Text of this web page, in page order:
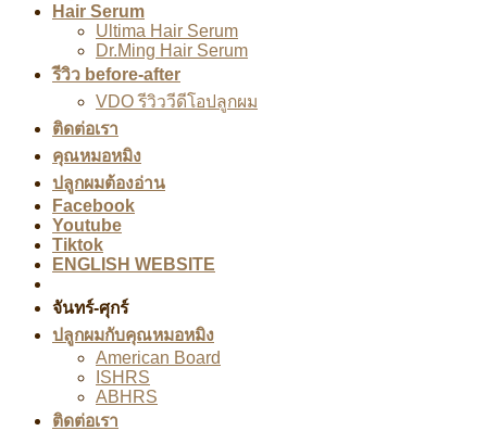
Hair Serum
Ultima Hair Serum
Dr.Ming Hair Serum
รีวิว before-after
VDO รีวิววีดีโอปลูกผม
ติดต่อเรา
คุณหมอหมิง
ปลูกผมต้องอ่าน
Facebook
Youtube
Tiktok
ENGLISH WEBSITE
จันทร์-ศุกร์
ปลูกผมกับคุณหมอหมิง
American Board
ISHRS
ABHRS
ติดต่อเรา